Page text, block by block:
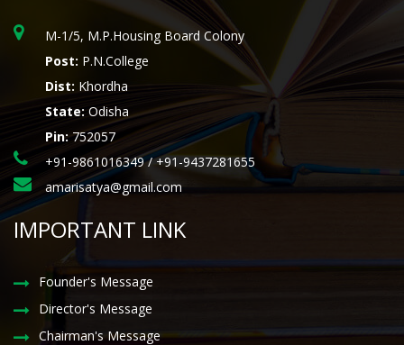
M-1/5, M.P.Housing Board Colony
Post: P.N.College
Dist: Khordha
State: Odisha
Pin:752057
+91-9861016349 / +91-9437281655
amarisatya@gmail.com
IMPORTANT LINK
Founder's Message
Director's Message
Chairman's Message